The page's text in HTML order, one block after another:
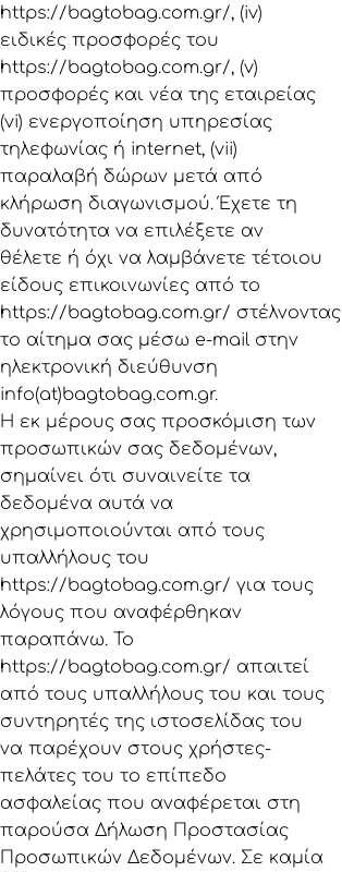
https://bagtobag.com.gr/, (iv)
ειδικές προσφορές του
https://bagtobag.com.gr/, (v)
προσφορές και νέα της εταιρείας
(vi) ενεργοποίηση υπηρεσίας
τηλεφωνίας ή internet, (vii)
παραλαβή δώρων μετά από
κλήρωση διαγωνισμού. Έχετε τη
δυνατότητα να επιλέξετε αν
θέλετε ή όχι να λαμβάνετε τέτοιου
είδους επικοινωνίες από το
https://bagtobag.com.gr/ στέλνοντας
το αίτημα σας μέσω e-mail στην
ηλεκτρονική διεύθυνση
info(at)bagtobag.com.gr.
Η εκ μέρους σας προσκόμιση των
προσωπικών σας δεδομένων,
σημαίνει ότι συναινείτε τα
δεδομένα αυτά να
χρησιμοποιούνται από τους
υπαλλήλους του
https://bagtobag.com.gr/ για τους
λόγους που αναφέρθηκαν
παραπάνω. Το
https://bagtobag.com.gr/ απαιτεί
από τους υπαλλήλους του και τους
συντηρητές της ιστοσελίδας του
να παρέχουν στους χρήστες-
πελάτες του το επίπεδο
ασφαλείας που αναφέρεται στη
παρούσα Δήλωση Προστασίας
Προσωπικών Δεδομένων. Σε καμία